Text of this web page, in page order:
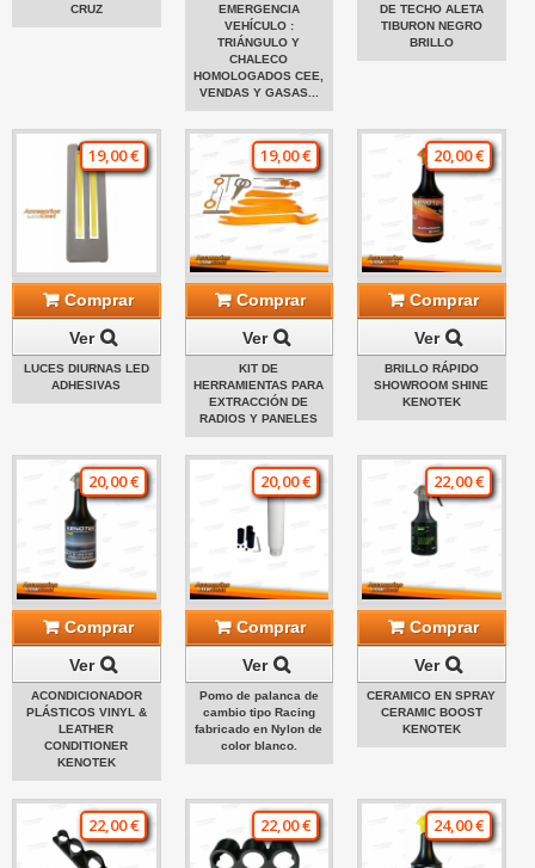
CRUZ
EMERGENCIA
VEHÍCULO :
TRIÁNGULO Y
CHALECO
HOMOLOGADOS CEE,
VENDAS Y GASAS...
DE TECHO ALETA
TIBURON NEGRO
BRILLO
19,00 €
Comprar
Ver
LUCES DIURNAS LED
ADHESIVAS
19,00 €
Comprar
Ver
KIT DE
HERRAMIENTAS PARA
EXTRACCIÓN DE
RADIOS Y PANELES
20,00 €
Comprar
Ver
BRILLO RÁPIDO
SHOWROOM SHINE
KENOTEK
20,00 €
Comprar
Ver
ACONDICIONADOR
PLÁSTICOS VINYL &
LEATHER
CONDITIONER
KENOTEK
20,00 €
Comprar
Ver
Pomo de palanca de
cambio tipo Racing
fabricado en Nylon de
color blanco.
22,00 €
Comprar
Ver
CERAMICO EN SPRAY
CERAMIC BOOST
KENOTEK
22,00 € 22,00 € 24,00 €